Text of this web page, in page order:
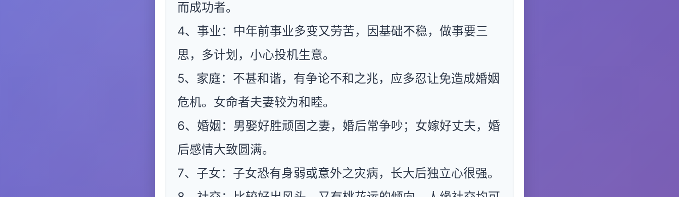
而成功者。
4、事业：中年前事业多变又劳苦，因基础不稳，做事要三
思，多计划，小心投机生意。
5、家庭：不甚和谐，有争论不和之兆，应多忍让免造成婚姻
危机。女命者夫妻较为和睦。
6、婚姻：男娶好胜顽固之妻，婚后常争吵；女嫁好丈夫，婚
后感情大致圆满。
7、子女：子女恐有身弱或意外之灾病，长大后独立心很强。